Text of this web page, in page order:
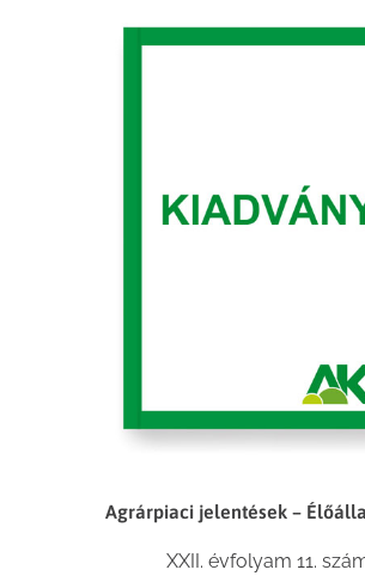
Agrárpiaci jelentések –
XXII. évfolyam 11.